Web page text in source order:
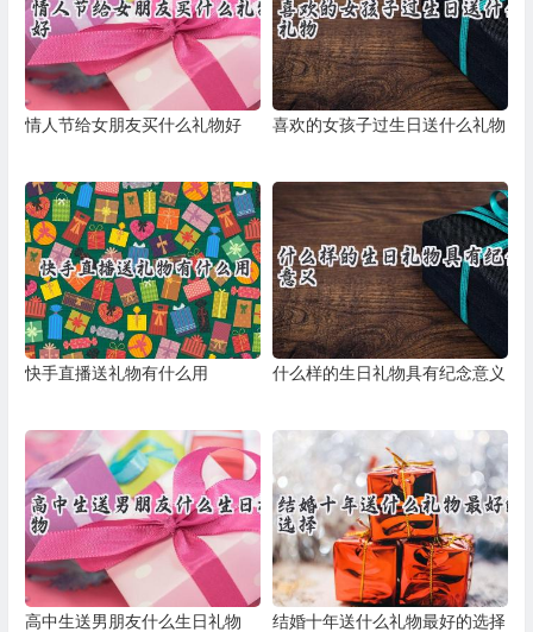
情人节给女朋友买什么礼物好 喜欢的女孩子过生日送什么礼物
快手直播送礼物有什么用 什么样的生日礼物具有纪念意义
高中生送男朋友什么生日礼物 结婚十年送什么礼物最好的选择